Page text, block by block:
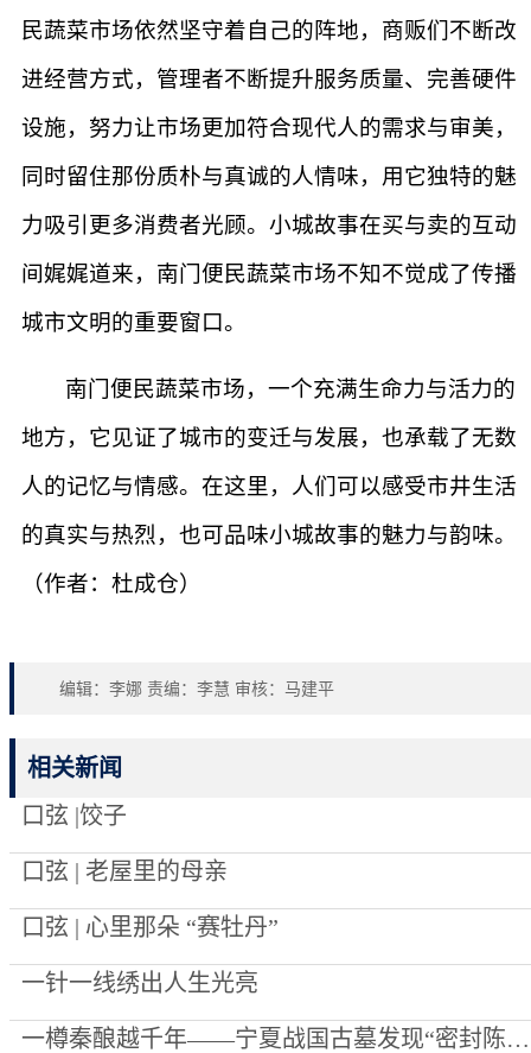
民蔬菜市场依然坚守着自己的阵地，商贩们不断改
进经营方式，管理者不断提升服务质量、完善硬件
设施，努力让市场更加符合现代人的需求与审美，
同时留住那份质朴与真诚的人情味，用它独特的魅
力吸引更多消费者光顾。小城故事在买与卖的互动
间娓娓道来，南门便民蔬菜市场不知不觉成了传播
城市文明的重要窗口。
南门便民蔬菜市场，一个充满生命力与活力的
地方，它见证了城市的变迁与发展，也承载了无数
人的记忆与情感。在这里，人们可以感受市井生活
的真实与热烈，也可品味小城故事的魅力与韵味。
（作者：杜成仓）
编辑：李娜 责编：李慧 审核：马建平
相关新闻
口弦 |饺子
口弦 | 老屋里的母亲
口弦 | 心里那朵 “赛牡丹”
一针一线绣出人生光亮
一樽秦酿越千年——宁夏战国古墓发现“密封陈酿”始末